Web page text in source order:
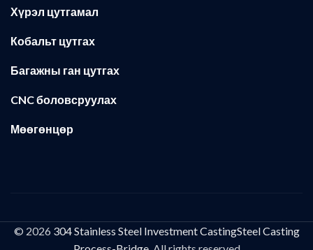
Хүрэл цутгамал
Кобальт цутгах
Багажны ган цутгах
CNC боловсруулах
Мөөгөнцөр
© 2026 304 Stainless Steel Investment CastingSteel Casting